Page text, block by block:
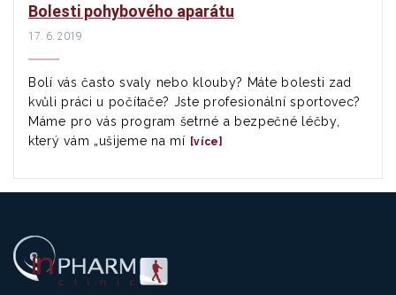
Bolesti pohybového aparátu
17. 6. 2019
Bolí vás často svaly nebo klouby? Máte bolesti zad
kvůli práci u počítače? Jste profesionální sportovec?
Máme pro vás program šetrné a bezpečné léčby,
který vám „ušijeme na mí [více]